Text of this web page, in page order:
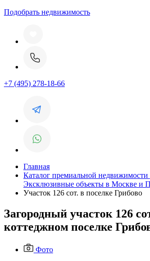
Подобрать недвижимость
+7 (495) 278-18-66
Главная
Каталог премиальной
Эксклюзивные объекты в Москве и
Участок 126 сот. в поселке Грибово
Загородный участок 126
коттеджном поселке
Фото